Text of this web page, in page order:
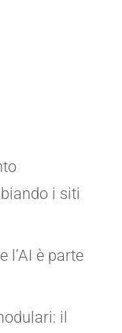
i siti
l’AI è parte
il